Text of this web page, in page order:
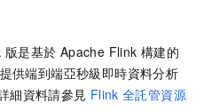
版是基於 Apache Flink 構建的
供端到端亞秒級即時資料分析
細資料請參見 Flink 全託管資源